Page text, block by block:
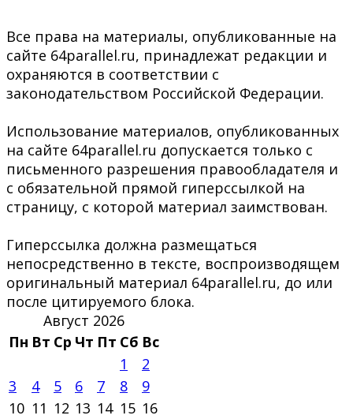
Все права на материалы, опубликованные на
сайте 64parallel.ru, принадлежат редакции и
охраняются в соответствии с
законодательством Российской Федерации.
Использование материалов, опубликованных
на сайте 64parallel.ru допускается только с
письменного разрешения правообладателя и
с обязательной прямой гиперссылкой на
страницу, с которой материал заимствован.
Гиперссылка должна размещаться
непосредственно в тексте, воспроизводящем
оригинальный материал 64parallel.ru, до или
после цитируемого блока.
Август 2026
Пн Вт Ср Чт Пт Сб Вс
1
2
3
4 5 6 7 8
9
10 11 12 13 14 15 16